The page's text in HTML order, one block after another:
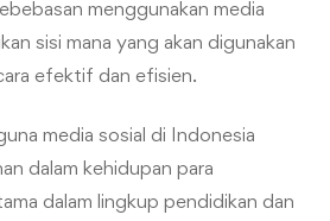
menggunakan media
sisi mana yang akan digunakan
efektif dan efisien.
media sosial di Indonesia
dalam kehidupan para
dalam lingkup pendidikan dan